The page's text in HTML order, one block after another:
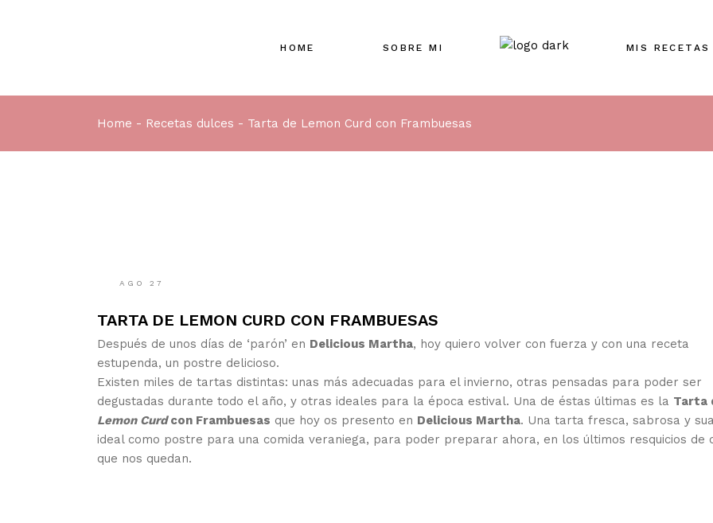
HOME SOBRE MI MIS RECETAS
Home Recetas dulces Tarta de Lemon Curd con Frambuesas
AGO 27
TARTA DE LEMON CURD CON FRAMBUESAS
Después de unos días de ‘parón’ en Delicious Martha, hoy quiero volver con fuerza y con una receta
estupenda, un postre delicioso.
Existen miles de tartas distintas: unas más adecuadas para el invierno, otras pensadas para poder ser
degustadas durante todo el año, y otras ideales para la época estival. Una de éstas últimas es la Tarta
Lemon Curdcon Frambuesas que hoy os presento en Delicious Martha. Una tarta fresca, sabrosa y
ideal como postre para una comida veraniega, para poder preparar ahora, en los últimos resquicios de
que nos quedan.